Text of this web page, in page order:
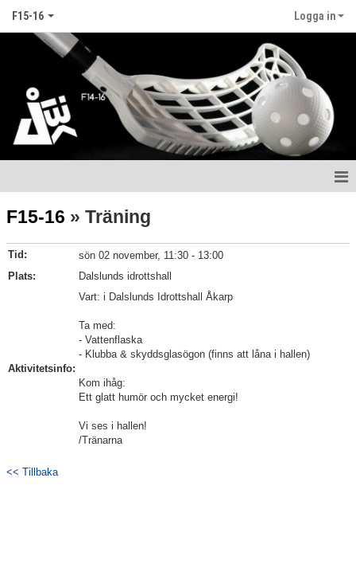
F15-16 Logga in
Kalender
Bildgalleri
F15-16 » Träning
Tid:
sön 02 november, 11:30 - 13:00
Plats:
Dalslunds idrottshall
Aktivitetsinfo:
Vart: i Dalslunds Idrottshall Åkarp
Ta med:
- Vattenflaska
- Klubba & skyddsglasögon (finns att låna i hallen)
Kom ihåg:
Ett glatt humör och mycket energi!
Vi ses i hallen!
/Tränarna
<< Tillbaka